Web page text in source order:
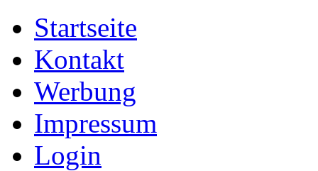
Startseite
Kontakt
Werbung
Impressum
Login